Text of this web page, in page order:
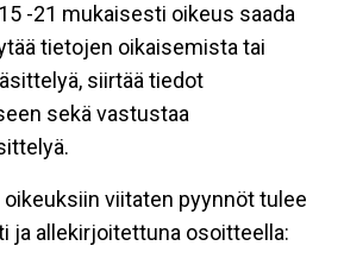
-21 mukaisesti oikeus saada
tietojen oikaisemista tai
siirtää tiedot
sekä vastustaa
viitaten pyynnöt tulee
ja allekirjoitettuna osoitteella: